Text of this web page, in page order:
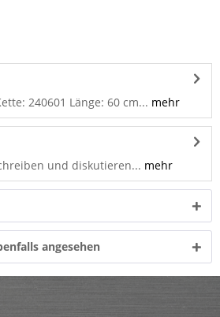
240601 Länge: 60 cm... mehr
und diskutieren... mehr
angesehen